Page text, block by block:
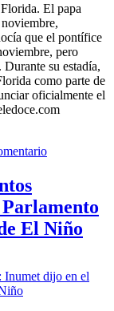
El papa
que el pontífice
pero
su estadía,
como parte de
oficialmente el
El Niño